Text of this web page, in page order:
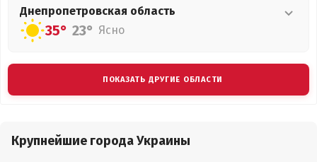
Днепропетровская область
35° 23° Ясно
ПОКАЗАТЬ ДРУГИЕ ОБЛАСТИ
Крупнейшие города Украины